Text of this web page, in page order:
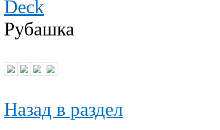
Рубашка
Назад в раздел